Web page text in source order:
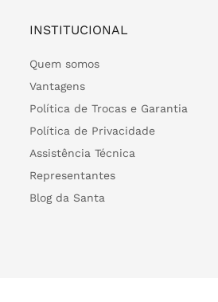
INSTITUCIONAL
Quem somos
Vantagens
Política de Trocas e Garantia
Política de Privacidade
Assistência Técnica
Representantes
Blog da Santa